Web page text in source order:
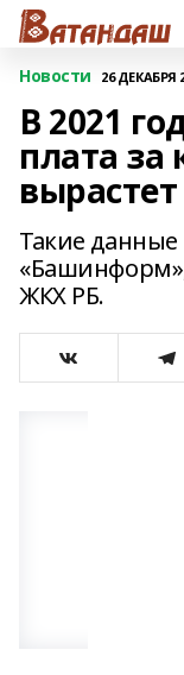
Новости 26 ДЕКАБРЯ
В 2021
плата за
Такие
ЖКХ РБ.